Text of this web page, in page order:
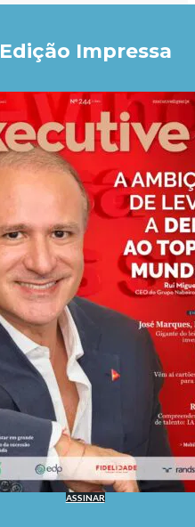
Edição Impressa
ASSINAR